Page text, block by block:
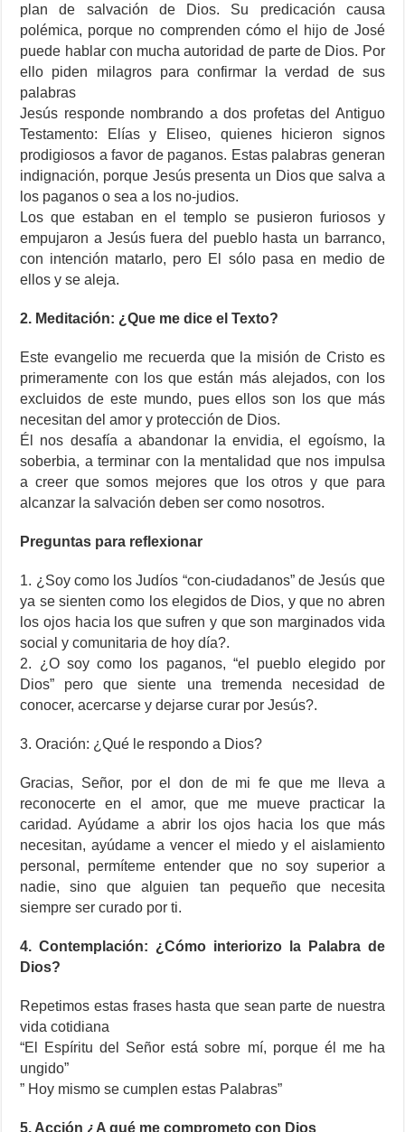
plan de salvación de Dios. Su predicación causa
polémica, porque no comprenden cómo el hijo de José
puede hablar con mucha autoridad de parte de Dios. Por
ello piden milagros para confirmar la verdad de sus
palabras
Jesús responde nombrando a dos profetas del Antiguo
Testamento: Elías y Eliseo, quienes hicieron signos
prodigiosos a favor de paganos. Estas palabras generan
indignación, porque Jesús presenta un Dios que salva a
los paganos o sea a los no-judios.
Los que estaban en el templo se pusieron furiosos y
empujaron a Jesús fuera del pueblo hasta un barranco,
con intención matarlo, pero El sólo pasa en medio de
ellos y se aleja.
2. Meditación: ¿Que me dice el Texto?
Este evangelio me recuerda que la misión de Cristo es
primeramente con los que están más alejados, con los
excluidos de este mundo, pues ellos son los que más
necesitan del amor y protección de Dios.
Él nos desafía a abandonar la envidia, el egoísmo, la
soberbia, a terminar con la mentalidad que nos impulsa
a creer que somos mejores que los otros y que para
alcanzar la salvación deben ser como nosotros.
Preguntas para reflexionar
1. ¿Soy como los Judíos “con-ciudadanos” de Jesús que
ya se sienten como los elegidos de Dios, y que no abren
los ojos hacia los que sufren y que son marginados vida
social y comunitaria de hoy día?.
2. ¿O soy como los paganos, “el pueblo elegido por
Dios” pero que siente una tremenda necesidad de
conocer, acercarse y dejarse curar por Jesús?.
3. Oración: ¿Qué le respondo a Dios?
Gracias, Señor, por el don de mi fe que me lleva a
reconocerte en el amor, que me mueve practicar la
caridad. Ayúdame a abrir los ojos hacia los que más
necesitan, ayúdame a vencer el miedo y el aislamiento
personal, permíteme entender que no soy superior a
nadie, sino que alguien tan pequeño que necesita
siempre ser curado por ti.
4. Contemplación: ¿Cómo interiorizo la Palabra de
Dios?
Repetimos estas frases hasta que sean parte de nuestra
vida cotidiana
“El Espíritu del Señor está sobre mí, porque él me ha
ungido”
” Hoy mismo se cumplen estas Palabras”
5. Acción ¿A qué me comprometo con Dios